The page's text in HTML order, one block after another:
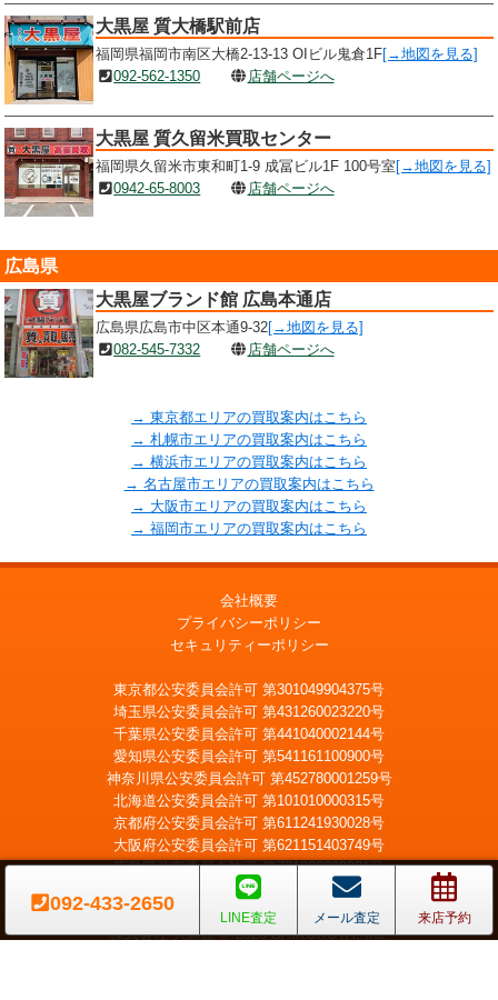
大黒屋 質大橋駅前店
福岡県福岡市南区大橋2-13-13 OIビル鬼倉1F[→地図を見る]
092-562-1350
店舗ページへ
大黒屋 質久留米買取センター
福岡県久留米市東和町1-9 成冨ビル1F 100号室 [→地図を見る]
0942-65-8003
店舗ページへ
広島県
大黒屋ブランド館 広島本通店
広島県広島市中区本通9-32[→地図を見る]
082-545-7332
店舗ページへ
→ 東京都エリアの買取案内はこちら
→ 札幌市エリアの買取案内はこちら
→ 横浜市エリアの買取案内はこちら
→ 名古屋市エリアの買取案内はこちら
→ 大阪市エリアの買取案内はこちら
→ 福岡市エリアの買取案内はこちら
092-433-2650
LINE査定 メール査定 来店予約
会社概要
プライバシーポリシー
セキュリティーポリシー
東京都公安委員会許可 第301049904375号
埼玉県公安委員会許可 第431260023220号
千葉県公安委員会許可 第441040002144号
愛知県公安委員会許可 第541161100900号
神奈川県公安委員会許可 第452780001259号
北海道公安委員会許可 第101010000315号
京都府公安委員会許可 第611241930028号
大阪府公安委員会許可 第621151403749号
広島県公安委員会許可 第731020900021号
福岡県公安委員会許可 第909990034054号
株式会社 大黒屋 © 2026 DAIKOKUYA, Inc.